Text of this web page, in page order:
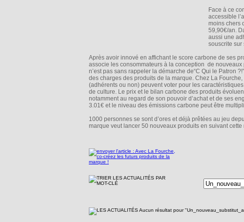
Face à ce
accessible
moins chers
59,90€/an.
aussi une
souscrite sur
Après avoir innové en affichant le score carbone de ses
associe les consommateurs à la conception de
n’est pas sans rappeler la démarche de“C Qui le Patron
des charges des produits de la marque. Chez La
(adhérents ou non) peuvent voter pour les
de culture. Le prix et le bilan carbone des produits
notamment au regard de son pouvoir d’achat et de ses
3.01€ et le niveau des émissions carbone peut être
1000 personnes se sont d’ores et déjà prêtées au jeu
marque veut lancer 50 nouveaux produits en suivant cette
Aucun résultat pour